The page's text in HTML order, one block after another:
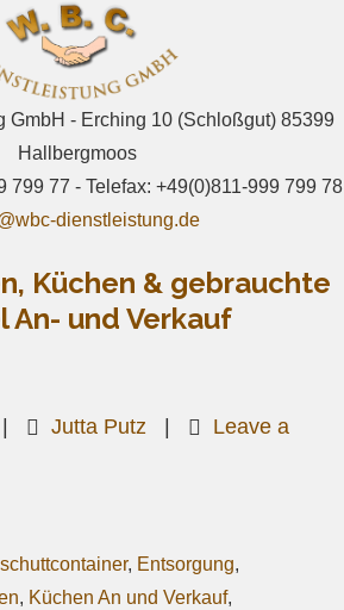
GmbH - Erching 10 (Schloßgut) 85399
Hallbergmoos
799 77 - Telefax: +49(0)811-999 799 78
dienstleistung.de
Küchen & gebrauchte
An- und Verkauf
Jutta Putz
Leave a
, Entsorgung,
, Küchen An und Verkauf,